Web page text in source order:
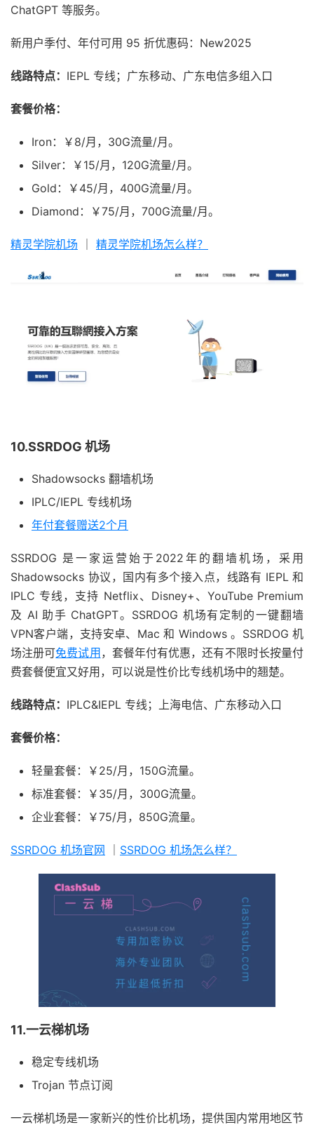
ChatGPT 等服务。
新用户季付、年付可用 95 折优惠码：New2025
线路特点： IEPL 专线；广东移动、广东电信多组入口
套餐价格：
Iron：￥8/月，30G流量/月。
Silver：￥15/月，120G流量/月。
Gold：￥45/月，400G流量/月。
Diamond：￥75/月，700G流量/月。
精灵学院机场 精灵学院机场怎么样？
10.SSRDOG 机场
Shadowsocks 翻墙机场
IPLC/IEPL 专线机场
年付套餐赠送2个月
SSRDOG 是一家运营始于2022年的翻墙机场，采用
Shadowsocks 协议，国内有多个接入点，线路有 IEPL 和
IPLC 专线，支持 Netflix、Disney+、YouTube Premium
及 AI 助手 ChatGPT。SSRDOG 机场有定制的一键翻墙
VPN客户端，支持安卓、Mac 和 Windows 。SSRDOG 机
场注册可免费试用，套餐年付有优惠，还有不限时长按量付
费套餐便宜又好用，可以说是性价比专线机场中的翘楚。
线路特点： IPLC&IEPL 专线；上海电信、广东移动入口
套餐价格：
轻量套餐：￥25/月，150G流量。
标准套餐：￥35/月，300G流量。
企业套餐：￥75/月，850G流量。
SSRDOG 机场官网 SSRDOG 机场怎么样？
11.一云梯机场
稳定专线机场
Trojan 节点订阅
一云梯机场是一家新兴的性价比机场，提供国内常用地区节